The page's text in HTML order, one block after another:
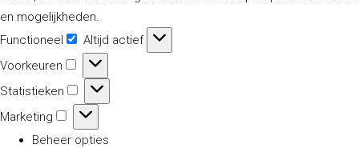
en mogelijkheden.
Functioneel
Functioneel
Altijd actief
Voorkeuren
Voorkeuren
Statistieken
Statistieken
Marketing
Marketing
Beheer opties